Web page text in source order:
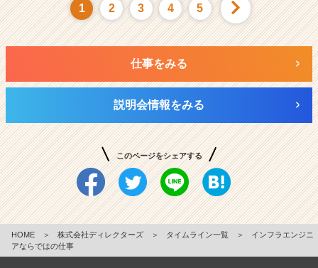
1 2 3 4 5
仕事をみる
説明会情報をみる
このページをシェアする
HOME ＞ 株式会社ディレクターズ ＞ タイムライン一覧 ＞
インフラエンジニ
アならではの仕事